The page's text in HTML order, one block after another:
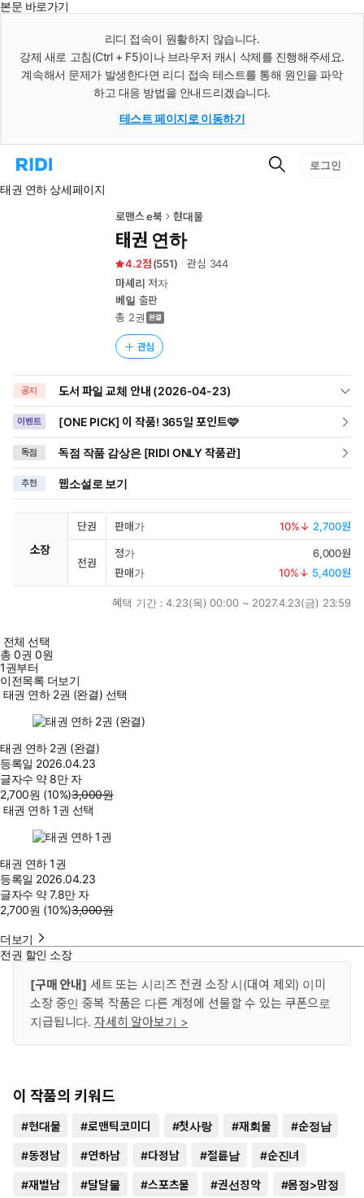
본문 바로가기
리디 접속이 원활하지 않습니다.
강제 새로 고침(Ctrl + F5)이나 브라우저 캐시 삭제를 진행해주세요.
계속해서 문제가 발생한다면 리디 접속 테스트를 통해 원인을 파악
하고 대응 방법을 안내드리겠습니다.
테스트 페이지로 이동하기
리
홈
검
로그인
태권 연하 상세페이지
로맨스 e북 현대물
태권 연하
4.2 (551) 관심 344
마셰리 저자
베일 출판
총 2권
관심
공지 도서 파일 교체 안내 (2026-04-23)
이벤트 [ONE PICK] 이 작품! 365일 포인트🩷
독점 독점 작품 감상은 [RIDI ONLY 작품관]
추천 웹소설로 보기
소장
단권 판매가 10%↓ 2,700원
전권
정가
6,000원
판매가
10%↓ 5,400원
혜택 기간 :4.23(목) 00:00 ~ 2027.4.23(금) 23:59
전체 선택
총0권 0원
1권부터
이전목록 더보기
태권 연하 2권 (완결) 선택
태권 연하 2권 (완결)
등록일 2026.04.23
글자수 약 8만 자
2,700원 (10%)3,000원
태권 연하 1권 선택
태권 연하 1권
등록일 2026.04.23
글자수 약 7.8만 자
2,700원 (10%)3,000원
더보기
전권 할인 소장
[구매 안내] 세트 또는 시리즈 전권 소장 시(대여 제외) 이미
소장 중인 중복 작품은 다른 계정에 선물할 수 있는 쿠폰으로
지급됩니다. 자세히 알아보기 >
이 작품의 키워드
#현대물 #로맨틱코미디 #첫사랑 #재회물 #순정남
#동정남 #연하남 #다정남 #절륜남 #순진녀
#재벌남 #달달물 #스포츠물 #권선징악 #몸정>맘정